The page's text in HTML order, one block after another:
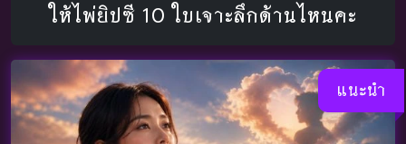
ให้ไพ่ยิปซี 10 ใบเจาะลึกด้านไหนคะ
แนะนำ